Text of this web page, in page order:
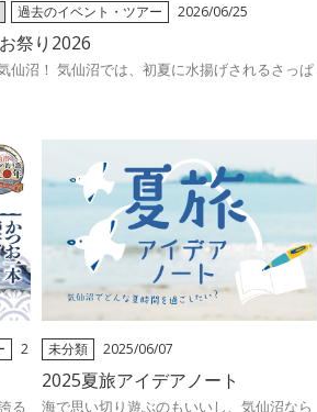
過去のイベント・ツアー 2026/06/25
祭り2026
仙沼！ 気仙沼では、初夏に水揚げされるさっぱ
2
る
未分類 2025/06/07
2025夏旅アイデアノート
海で思い切り遊ぶのもいいし、気仙沼なら